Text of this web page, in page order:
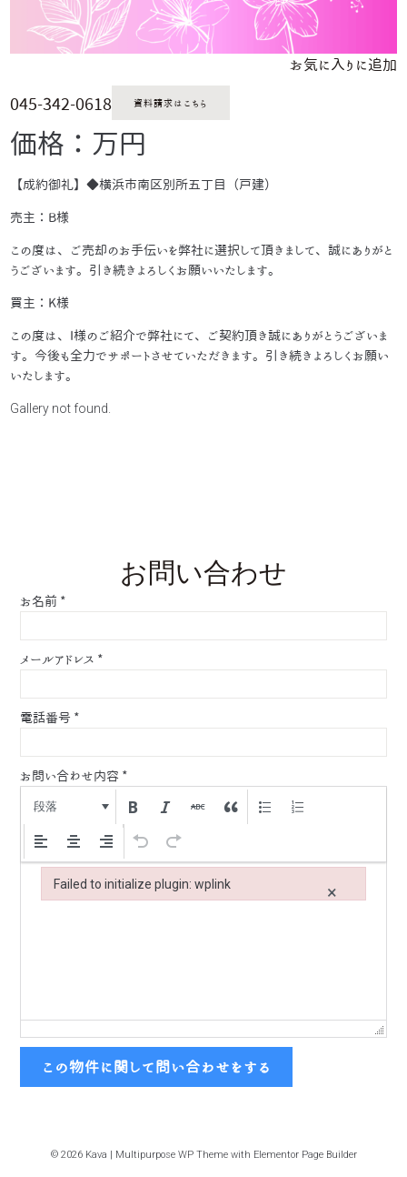
お気に入りに追加
045-342-0618 資料請求はこちら
価格：万円
【成約御礼】◆横浜市南区別所五丁目（戸建）
売主：B様
この度は、ご売却のお手伝いを弊社に選択して頂きまして、誠にありがと
うございます。引き続きよろしくお願いいたします。
買主：K様
この度は、I様のご紹介で弊社にて、ご契約頂き誠にありがとうございま
す。今後も全力でサポートさせていただきます。引き続きよろしくお願い
いたします。
Gallery not found.
お問い合わせ
お名前 *
メールアドレス *
電話番号 *
お問い合わせ内容 *
段落
この物件に関して問い合わせをする
© 2026 Kava | Multipurpose WP Theme with Elementor Page Builder
Failed to initialize plugin: wplink ×
Failed to initialize plugin: wplink